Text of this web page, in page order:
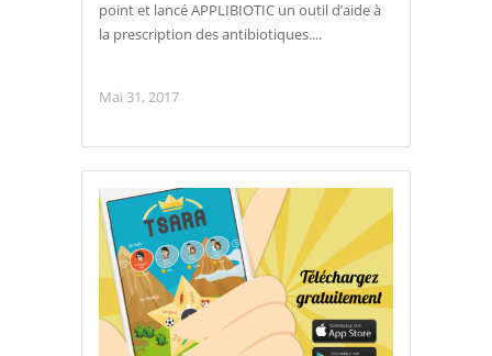
point et lancé APPLIBIOTIC un outil d’aide à
la prescription des antibiotiques....
Mai 31, 2017